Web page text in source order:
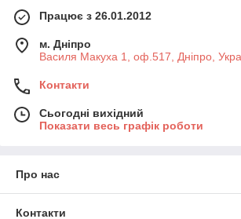
Працює з 26.01.2012
м. Дніпро
Василя Макуха 1, оф.517, Дніпро,
Контакти
Сьогодні вихідний
Показати весь графік роботи
Про нас
Контакти